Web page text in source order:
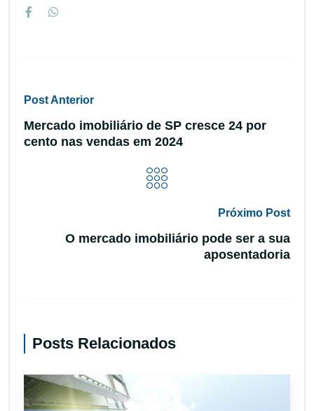
Post Anterior
Mercado imobiliário de SP cresce 24 por
cento nas vendas em 2024
Próximo Post
O mercado imobiliário pode ser a sua
aposentadoria
Posts Relacionados